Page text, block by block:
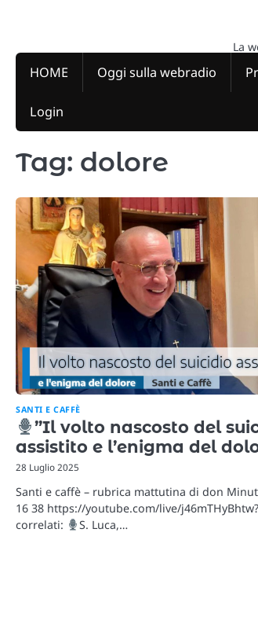
La
HOME Oggi sulla webradio
Login
Tag: dolore
SANTI E CAFFÈ
”Il volto nascosto del
assistito e l’enigma del
28 Luglio 2025
Santi e caffè – rubrica mattutina di don
16 38 https://youtube.com/live/
correlati:
S. Luca,…